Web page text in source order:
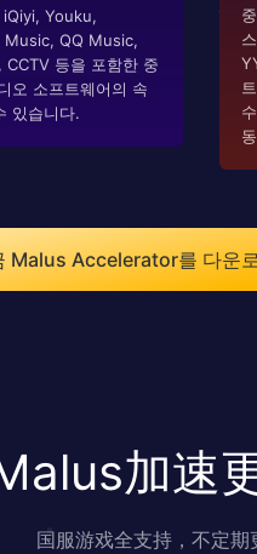
Youku,
QQ Music,
등을 포함한 중
오 소프트웨어의 속
있습니다.
Malus Accelerator를 다운
加速
国服游戏全支持，不定期